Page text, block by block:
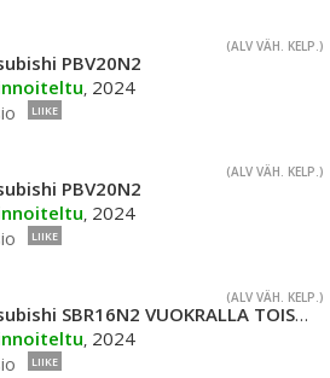
(ALV VÄH. KELP.)
PBV20N2
, 2024
LIIKE
(ALV VÄH. KELP.)
PBV20N2
, 2024
LIIKE
(ALV VÄH. KELP.)
Mitsubishi SBR16N2 VUOKRALLA TOISTAISEKSI
, 2024
LIIKE